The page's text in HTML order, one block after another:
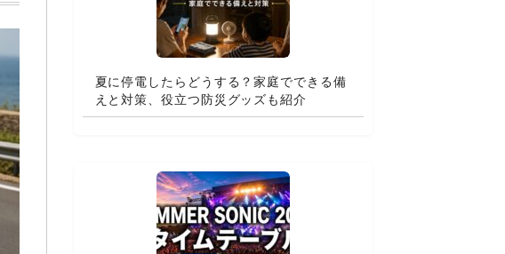
夏に停電したらどうする？家庭でできる備
えと対策、役立つ防災グッズも紹介